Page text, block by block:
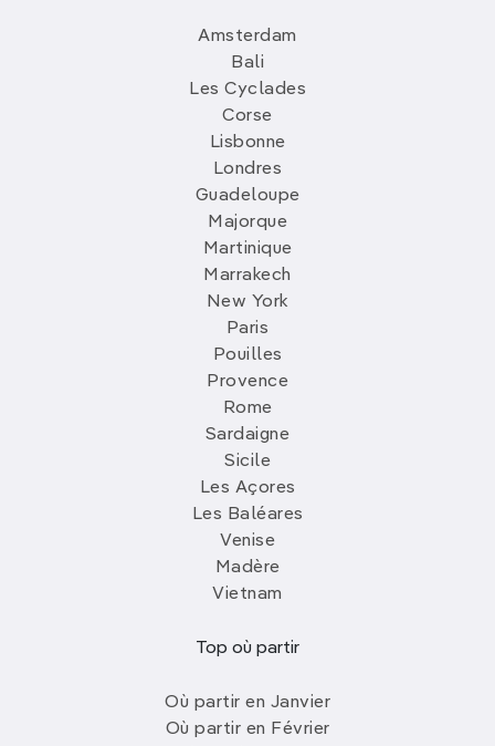
Amsterdam
Bali
Les Cyclades
Corse
Lisbonne
Londres
Guadeloupe
Majorque
Martinique
Marrakech
New York
Paris
Pouilles
Provence
Rome
Sardaigne
Sicile
Les Açores
Les Baléares
Venise
Madère
Vietnam
Top où partir
Où partir en Janvier
Où partir en Février